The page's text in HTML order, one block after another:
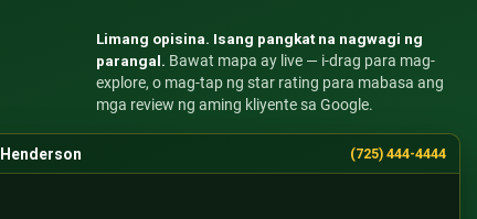
Limang opisina. Isang pangkat na nagwagi ng
parangal. Bawat mapa ay live — i-drag para mag-
explore, o mag-tap ng star rating para mabasa ang
mga review ng aming kliyente sa Google.
Henderson (725) 444-4444